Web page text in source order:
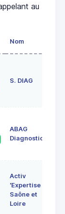
au
Nom
S. DIAG
ABAG
Diagnostics
Activ
'Expertise
Saône et
Loire